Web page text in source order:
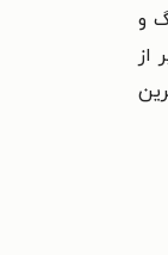
و
از